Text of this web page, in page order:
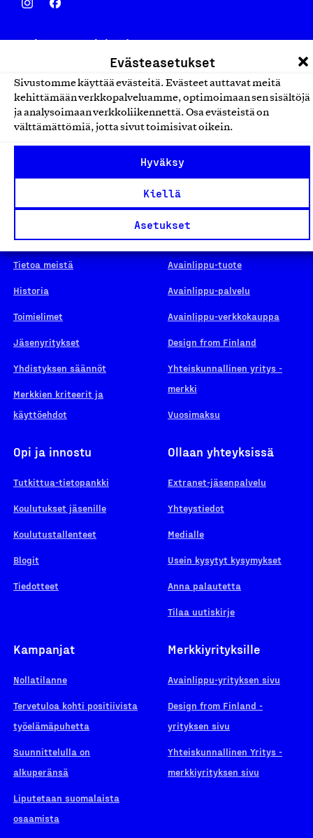
Evästeasetukset
Sivustomme käyttää evästeitä. Evästeet auttavat meitä
kehittämään verkkopalveluamme, optimoimaan sen sisältöjä
ja analysoimaan verkkoliikennettä. Osa evästeistä on
välttämättömiä, jotta sivut toimisivat oikein.
Hyväksy
Kiellä
Asetukset
Design From Finland
Yhteiskunnallinen Yritys -merkki
Tietoa meistä
Historia
Toimielimet
Jäsenyritykset
Yhdistyksen säännöt
Merkkien kriteerit ja
käyttöehdot
Hae merkkiä
Avainlippu-tuote
Avainlippu-palvelu
Avainlippu-verkkokauppa
Design from Finland
Yhteiskunnallinen yritys -
merkki
Vuosimaksu
Opi ja innostu
Tutkittua-tietopankki
Koulutukset jäsenille
Koulutustallenteet
Blogit
Tiedotteet
Ollaan yhteyksissä
Extranet-jäsenpalvelu
Yhteystiedot
Medialle
Usein kysytyt kysymykset
Anna palautetta
Tilaa uutiskirje
Kampanjat
Nollatilanne
Tervetuloa kohti positiivista
työelämäpuhetta
Suunnittelulla on
alkuperänsä
Liputetaan suomalaista
osaamista
Merkkiyrityksille
Avainlippu-yrityksen sivu
Design from Finland -
yrityksen sivu
Yhteiskunnallinen Yritys -
merkkiyrityksen sivu